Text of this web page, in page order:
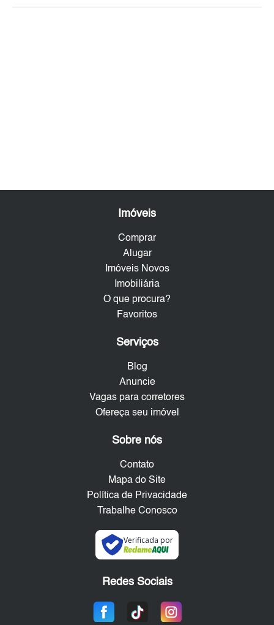
Imóveis
Comprar
Alugar
Imóveis Novos
Imobiliária
O que procura?
Favoritos
Serviços
Blog
Anuncie
Vagas para corretores
Ofereça seu imóvel
Sobre nós
Contato
Mapa do Site
Política de Privacidade
Trabalhe Conosco
Verificada por
Redes Sociais